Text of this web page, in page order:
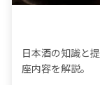
日本酒の知識と
座内容を解説。